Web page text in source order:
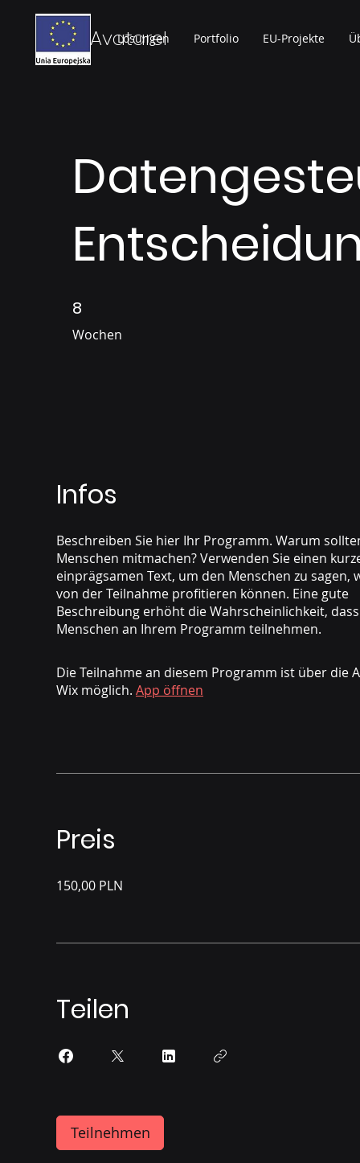
Avatarel
Lösungen Portfolio EU-Projekte
8
Wochen
8 Wochen
Infos
Beschreiben Sie hier Ihr Programm. Warum
Menschen mitmachen? Verwenden Sie einen
einprägsamen Text, um den Menschen zu sagen,
von der Teilnahme profitieren können. Eine gute
Beschreibung erhöht die Wahrscheinlichkeit, dass
Menschen an Ihrem Programm teilnehmen.
Die Teilnahme an diesem Programm ist über die
Wix möglich. App öffnen
Preis
150,00 PLN
Teilen
Teilnehmen